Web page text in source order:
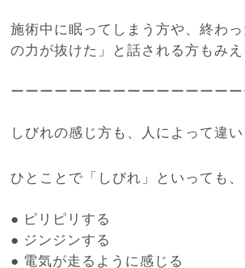
施術中に眠ってしまう方や、終わ
の力が抜けた」と話される方もみえ
ーーーーーーーーーーーーーーー
しびれの感じ方も、人によって違い
ひとことで「しびれ」といっても、
● ピリピリする
● ジンジンする
● 電気が走るように感じる